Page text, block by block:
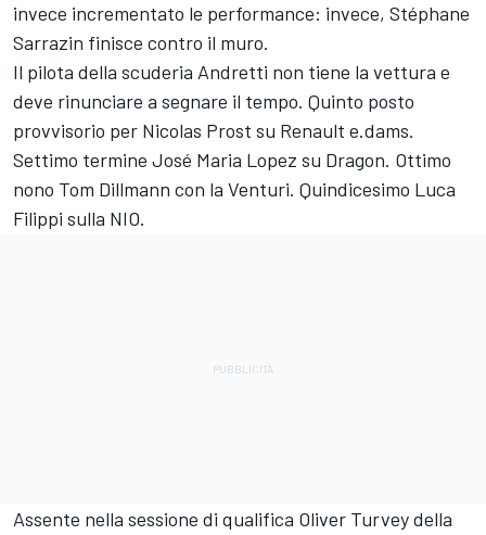
invece incrementato le performance: invece, Stéphane
Sarrazin finisce contro il muro.
Il pilota della scuderia Andretti non tiene la vettura e
deve rinunciare a segnare il tempo. Quinto posto
provvisorio per Nicolas Prost su Renault e.dams.
Settimo termine José Maria Lopez su Dragon. Ottimo
nono Tom Dillmann con la Venturi. Quindicesimo Luca
Filippi sulla NIO.
Assente nella sessione di qualifica Oliver Turvey della